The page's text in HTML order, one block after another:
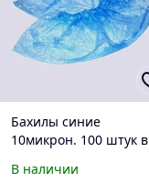
Бахилы синие
10микрон. 100 штук в
В наличии